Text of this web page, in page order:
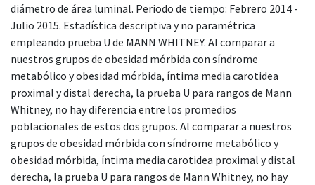
diámetro de área luminal. Periodo de tiempo: Febrero 2014 -
Julio 2015. Estadística descriptiva y no paramétrica
empleando prueba U de MANN WHITNEY. Al comparar a
nuestros grupos de obesidad mórbida con síndrome
metabólico y obesidad mórbida, íntima media carotidea
proximal y distal derecha, la prueba U para rangos de Mann
Whitney, no hay diferencia entre los promedios
poblacionales de estos dos grupos. Al comparar a nuestros
grupos de obesidad mórbida con síndrome metabólico y
obesidad mórbida, íntima media carotidea proximal y distal
derecha, la prueba U para rangos de Mann Whitney, no hay